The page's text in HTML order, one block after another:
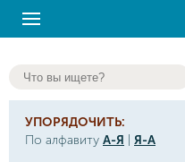
УПОРЯДОЧИТЬ:
По алфавиту А-Я
Я-А